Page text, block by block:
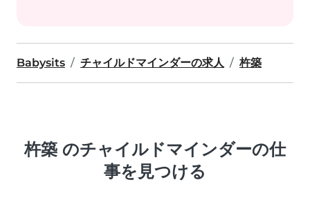
Babysits チャイルドマインダーの求人 杵築
杵築 のチャイルドマインダーの仕
事を見つける